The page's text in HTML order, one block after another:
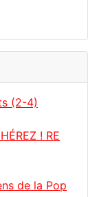
(2-4)
! RE
de la Pop